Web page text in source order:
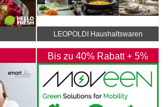
LEOPOLDI Haushaltswaren
Bis zu 40% Rabatt + 5%
Rabatt Extra